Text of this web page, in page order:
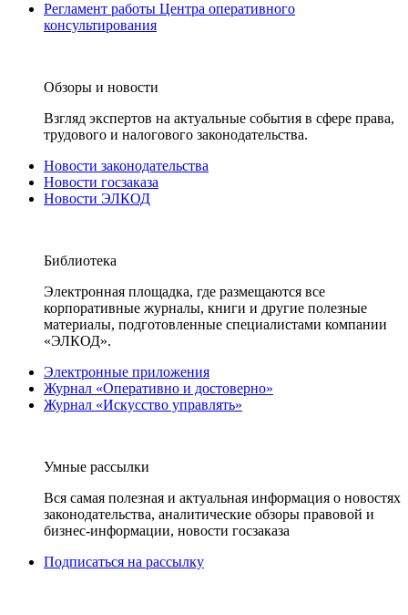
Регламент работы Центра оперативного
консультирования
Обзоры и новости
Взгляд экспертов на актуальные события в сфере права,
трудового и налогового законодательства.
Новости законодательства
Новости госзаказа
Новости ЭЛКОД
Библиотека
Электронная площадка, где размещаются все
корпоративные журналы, книги и другие полезные
материалы, подготовленные специалистами компании
«ЭЛКОД».
Электронные приложения
Журнал «Оперативно и достоверно»
Журнал «Искусство управлять»
Умные рассылки
Вся самая полезная и актуальная информация о новостях
законодательства, аналитические обзоры правовой и
бизнес-информации, новости госзаказа
Подписаться на рассылку